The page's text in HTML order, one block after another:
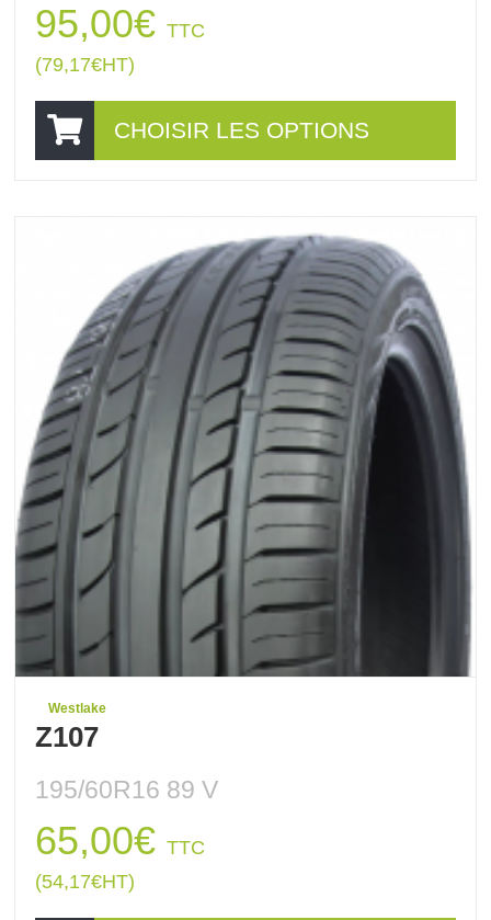
95,00€ TTC
(79,17€HT)
CHOISIR LES OPTIONS
Westlake
Z107
195/60R16 89 V
65,00€ TTC
(54,17€HT)